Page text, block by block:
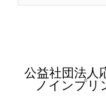
公益社団法
ノインプリ